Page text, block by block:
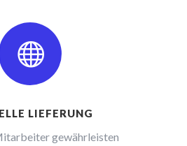

LIEFERUNG
gewährleisten